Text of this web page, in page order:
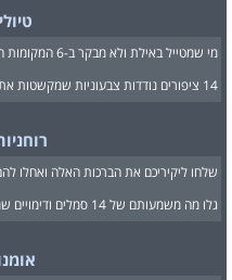
מי שמטייל באילת ולא מבקר ב-6 המקומות הנהדרים האלה - מפספס!
14 ציפורים נודדות צבעוניות שמקשטות את שמי הארץ בימי האביב
שלחו ליקיריכם את הברכות האלה ואחלו
גלו מה משמעותם של 14 סמלים ודימויים שמופיעים בחלומות שלכם